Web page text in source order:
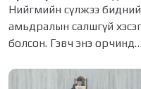
болсон уу?
Нийгмийн сүлжээ бидний
амьдралын салшгүй хэсэг
болсон. Гэвч энэ орчинд
амжилт, тэр ч байтугай